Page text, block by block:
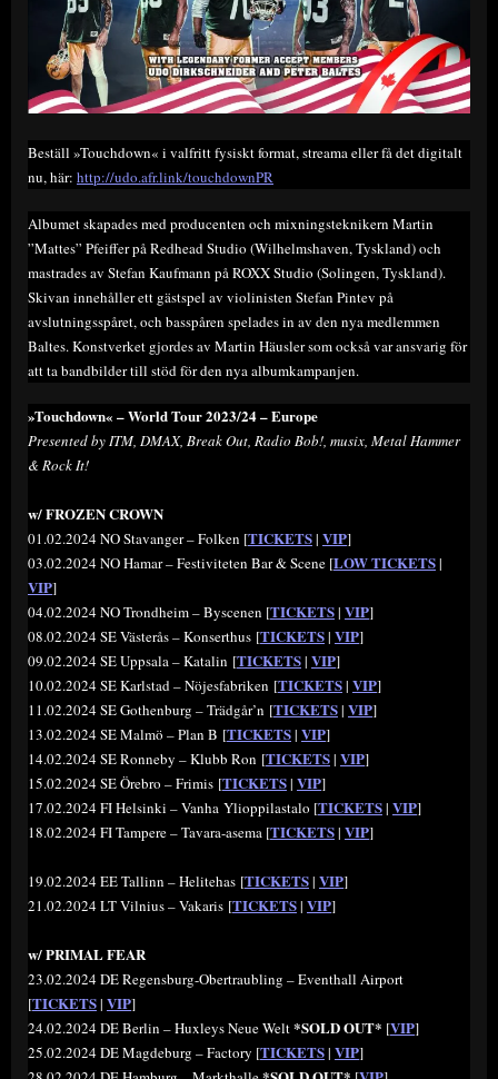
Beställ »Touchdown« i valfritt fysiskt format, streama eller få det digitalt
nu, här: http://udo.afr.link/touchdownPR
Albumet skapades med producenten och mixningsteknikern Martin
”Mattes” Pfeiffer på Redhead Studio (Wilhelmshaven, Tyskland) och
mastrades av Stefan Kaufmann på ROXX Studio (Solingen, Tyskland).
Skivan innehåller ett gästspel av violinisten Stefan Pintev på
avslutningsspåret, och basspåren spelades in av den nya medlemmen
Baltes. Konstverket gjordes av Martin Häusler som också var ansvarig för
att ta bandbilder till stöd för den nya albumkampanjen.
»Touchdown« – World Tour 2023/24 – Europe
Presented by ITM, DMAX, Break Out, Radio Bob!, musix, Metal Hammer
& Rock It!
w/ FROZEN CROWN
01.02.2024 NO Stavanger – Folken [TICKETS| VIP]
03.02.2024 NO Hamar – Festiviteten Bar & Scene [LOW TICKETS|
VIP]
04.02.2024 NO Trondheim – Byscenen [TICKETS| VIP]
08.02.2024 SE Västerås – Konserthus [TICKETS| VIP]
09.02.2024 SE Uppsala – Katalin [TICKETS| VIP]
10.02.2024 SE Karlstad – Nöjesfabriken [TICKETS| VIP]
11.02.2024 SE Gothenburg – Trädgår’n [TICKETS| VIP]
13.02.2024 SE Malmö – Plan B [TICKETS| VIP]
14.02.2024 SE Ronneby – Klubb Ron [TICKETS| VIP]
15.02.2024 SE Örebro – Frimis [TICKETS| VIP]
17.02.2024 FI Helsinki – Vanha Ylioppilastalo [TICKETS| VIP]
18.02.2024 FI Tampere – Tavara-asema [TICKETS| VIP]
19.02.2024 EE Tallinn – Helitehas [TICKETS| VIP]
21.02.2024 LT Vilnius – Vakaris [TICKETS| VIP]
w/ PRIMAL FEAR
23.02.2024 DE Regensburg-Obertraubling – Eventhall Airport
[TICKETS| VIP]
24.02.2024 DE Berlin – Huxleys Neue Welt*SOLD OUT* [VIP]
25.02.2024 DE Magdeburg – Factory [TICKETS| VIP]